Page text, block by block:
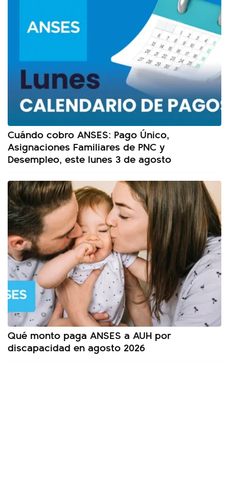
Cuándo cobro ANSES: Pago Único,
Asignaciones Familiares de PNC y
Desempleo, este lunes 3 de agosto
Qué monto paga ANSES a AUH por
discapacidad en agosto 2026